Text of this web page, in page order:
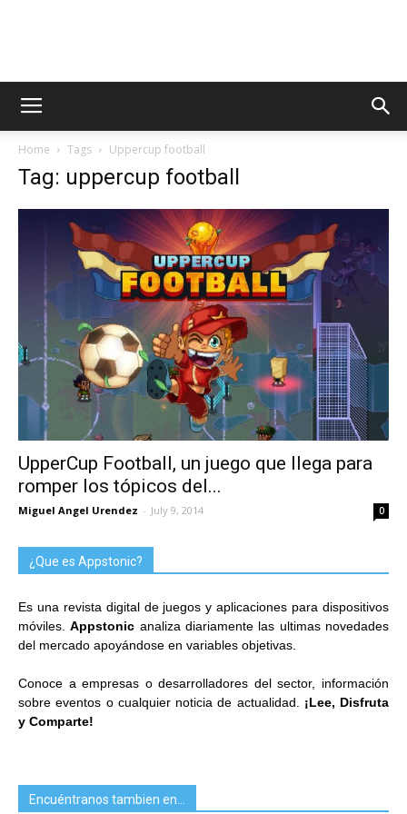
AppsTonic
Home Tags Uppercup football
Tag: uppercup football
UpperCup Football, un juego que llega para
romper los tópicos del...
Miguel Angel Urendez - July 9, 2014 0
¿Que es Appstonic?
Es una revista digital de juegos y aplicaciones para dispositivos
móviles.Appstonic analiza diariamente las ultimas novedades
del mercado apoyándose en variables objetivas.
Conoce a empresas o desarrolladores del sector, información
sobre eventos o cualquier noticia de actualidad. ¡Lee, Disfruta
y Comparte!
Encuéntranos tambien en…